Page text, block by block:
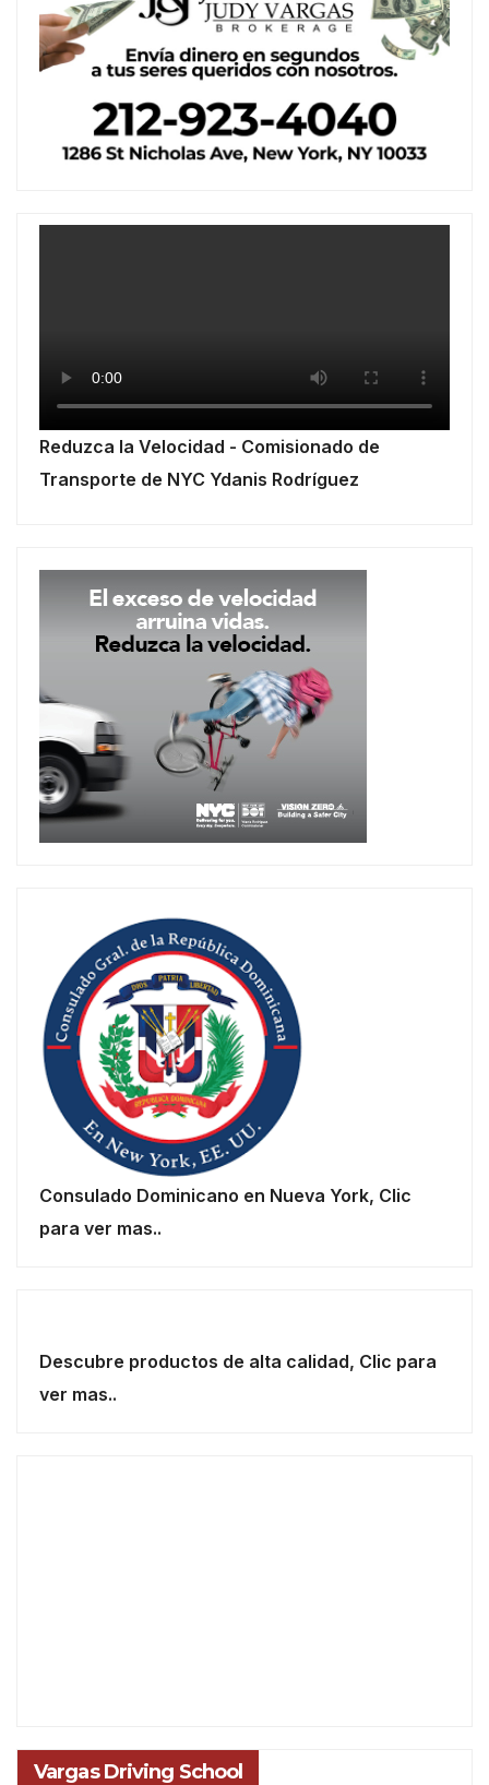
Reduzca la Velocidad - Comisionado de
Transporte de NYC Ydanis Rodríguez
Consulado Dominicano en Nueva York, Clic
para ver mas..
Descubre productos de alta calidad, Clic para
ver mas..
Vargas Driving School